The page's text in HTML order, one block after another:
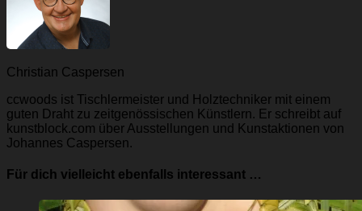
Christian Caspersen
ccwoods ist Tischlermeister und Holztechniker mit einem
guten Draht zu zeitgenössischen Künstlern. Er schreibt auf
kunstblock.com über Ausstellungen und Kunstaktionen von
Johannes Caspersen.
Für dich vielleicht ebenfalls interessant …